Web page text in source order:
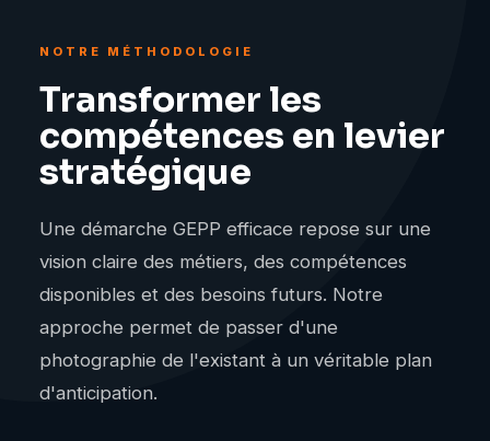
NOTRE MÉTHODOLOGIE
Transformer les
compétences en levier
stratégique
Une démarche GEPP efficace repose sur une
vision claire des métiers, des compétences
disponibles et des besoins futurs. Notre
approche permet de passer d'une
photographie de l'existant à un véritable plan
d'anticipation.